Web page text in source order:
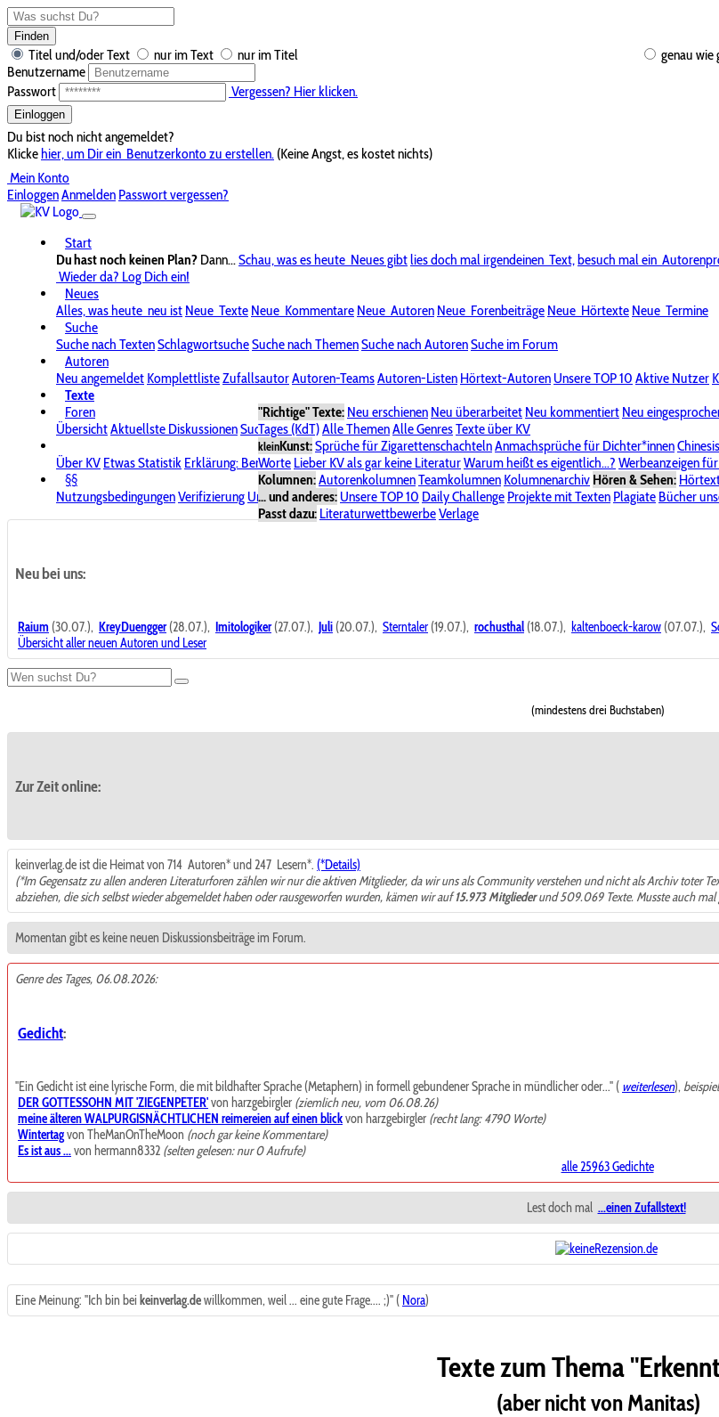
Finden
genau wie
Titel und/oder Text nur im Text
nur im Titel
Benutzername
Passwort
Vergessen? Hier klicken.
Einloggen
Du bist noch nicht angemeldet?
Klickehier, um Dir ein Benutzerkonto zu erstellen. (Keine Angst, es kostet nichts)
Mein Konto
EinloggenAnmelden Passwort vergessen?
Start
Du hast noch keinen Plan? Dann...Schau, was es heute Neues gibtlies doch mal irgendeinen Text,besuch mal ein
Wieder da? Log Dich ein!
Neues
Alles, was heute neu ist Neue Texte Neue Kommentare Neue Autoren Neue Forenbeiträge Neue Hörtexte Neue Termine
Suche
Suche nach TextenSchlagwortsucheSuche nach ThemenSuche nach AutorenSuche im Forum
Autoren
Neu angemeldet KomplettlisteZufallsautorAutoren-TeamsAutoren-Listen Hörtext-Autoren Unsere TOP 10 Aktive Nutzer
Texte
"Richtige" Texte: Neu erschienen Neu überarbeitet Neu kommentiert Neu
Tages (KdT)Alle ThemenAlle GenresTexte über KV
kleinKunst:Sprüche für ZigarettenschachtelnAnmachsprüche für Dichter*innen
Worte Lieber KV als gar keine LiteraturWarum heißt es eigentlich...? Werbeanzeigen
Kolumnen:AutorenkolumnenTeamkolumnen Kolumnenarchiv Hören & Sehen:
... und anderes: Unsere TOP 10 Daily Challenge Projekte mit Texten Plagiate Bücher
Passt dazu: LiteraturwettbewerbeVerlage
Foren
ÜbersichtAktuellste DiskussionenSuche im ForumBereich "KV-Board"Bereich "Literatur & Schreiberei"
Über KV Etwas Statistik Erklärung: BenutzersymboleSpende für KV Unsere SpenderlisteAlle Wege führen zu KVPasswort
§§
NutzungsbedingungenVerifizierung UrheberrechtAvatare & BilderStalkingDatenschutzerklärungImpressum
Neu bei uns:
Raium (30.07.), KreyDuengger(28.07.), Imitologiker(27.07.), Juli (20.07.), Sterntaler (19.07.), rochusthal (18.07.), kaltenboeck-karow (07.07.),
Übersicht aller neuen Autoren und Leser
(mindestens drei Buchstaben)
Zur Zeit online:
keinverlag.de ist die Heimat von 714 Autoren* und 247 Lesern*. (*Details)
(*Im Gegensatz zu allen anderen Literaturforen zählen wir nur die aktiven Mitglieder, da wir uns als Community verstehen und nicht als Archiv toter
abziehen, die sich selbst wieder abgemeldet haben oder rausgeworfen wurden, kämen wir auf15.973 Mitgliederund 509.069 Texte. Musste auch mal
Momentan gibt es keine neuen Diskussionsbeiträge im Forum.
Genre des Tages, 06.08.2026:
Gedicht:
"Ein Gedicht ist eine lyrische Form, die mit bildhafter Sprache (Metaphern) in formell gebundener Sprache in mündlicher oder..." ( weiterlesen),
DER GOTTESSOHN MIT 'ZIEGENPETER'von harzgebirgler (ziemlich neu, vom 06.08.26)
meine älteren WALPURGISNÄCHTLICHEN reimereien auf einen blickvon harzgebirgler (recht lang: 4790 Worte)
Wintertagvon TheManOnTheMoon (noch gar keine Kommentare)
Es ist aus ...von hermann8332 (selten gelesen: nur 0 Aufrufe)
alle 25963 Gedichte
Lest doch mal ...einen Zufallstext!
Eine Meinung: "Ich bin bei keinverlag.dewillkommen, weil ... eine gute Frage.... ;)" ( Nora)
Texte zum Thema
(aber nicht von Manitas)